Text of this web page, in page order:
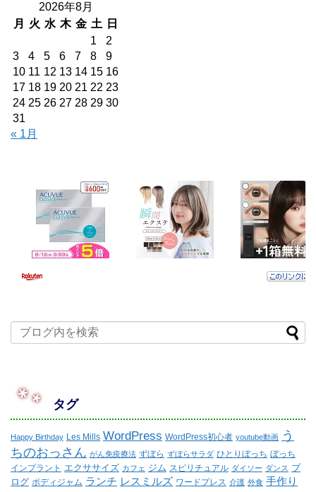
2026年8月
月
火 水 木 金 土
日
1
2
3
4 5 6 7 8
9
10 11 12 13 14 15 16
17 18 19 20 21 22 23
24 25 26 27 28 29 30
31
« 1月
タグ
Happy Birthday Les Mills WordPress WordPress初心者 youtube動画 う
ちのおっさん がん免疫療法 ずぼら ずぼらサラダ ひとりぼっち ぼっち
インプラント エクササイズ カフェ ジム スピリチュアル ダイソー ダンス ブ
ログ ボディジャム ランチ レスミルズ ワードプレス 介護 外食 手作り